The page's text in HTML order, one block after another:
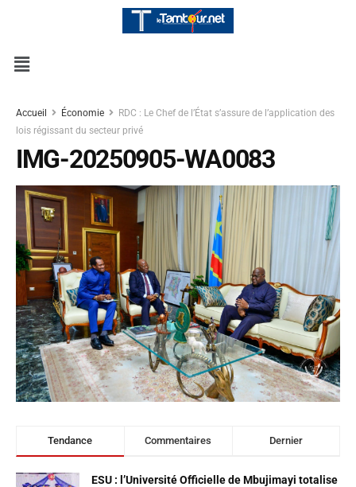
Accueil Économie
RDC : Le Chef de l’État s’assure de l’application des
lois régissant du secteur privé
IMG-20250905-WA0083
Tendance Commentaires Dernier
ESU : l’Université Officielle de Mbujimayi totalise